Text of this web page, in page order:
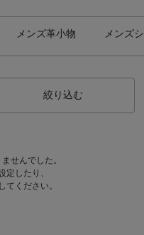
メンズ革小物 メンズ
絞り込む
せんでした。
定したり、
てください。